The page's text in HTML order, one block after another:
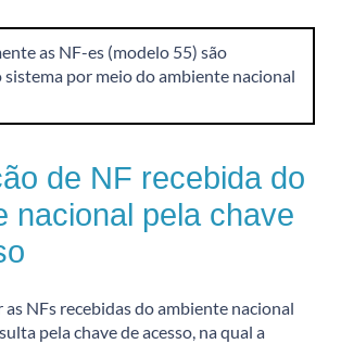
as NF-es (modelo 55) são
por meio do ambiente nacional
de NF recebida do
nacional pela chave
NFs recebidas do ambiente nacional
pela chave de acesso, na qual a